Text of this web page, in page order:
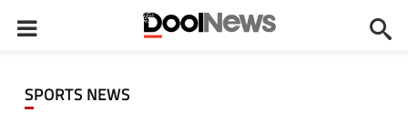
SPORTS NEWS